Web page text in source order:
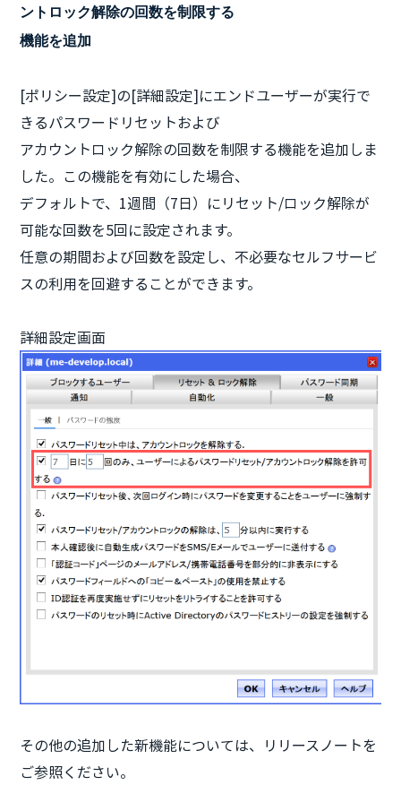
ントロック解除の回数を制限する
機能を追加
[ポリシー設定]の[詳細設定]にエンドユーザーが実行で
きるパスワードリセットおよび
アカウントロック解除の回数を制限する機能を追加しま
した。この機能を有効にした場合、
デフォルトで、1週間（7日）にリセット/ロック解除が
可能な回数を5回に設定されます。
任意の期間および回数を設定し、不必要なセルフサービ
スの利用を回避することができます。
詳細設定画面
その他の追加した新機能については、リリースノートを
ご参照ください。